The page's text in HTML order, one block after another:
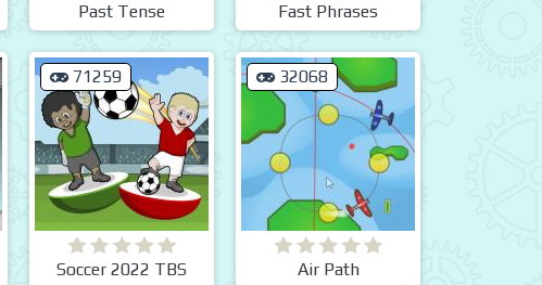
Past Tense Fast Phrases
71259
Soccer 2022 TBS
32068
Air Path